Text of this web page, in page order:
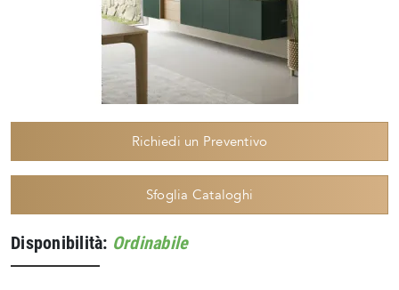
Richiedi un Preventivo
Sfoglia Cataloghi
Disponibilità: Ordinabile